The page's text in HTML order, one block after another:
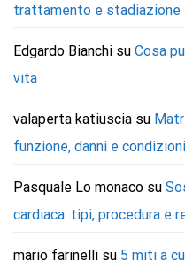
trattamento e stadiazione
Edgardo Bianchi su Cosa
vita
valaperta katiuscia su
funzione, danni e condizioni
Pasquale Lo monaco su
cardiaca: tipi, procedura e
mario farinelli su 5 miti a